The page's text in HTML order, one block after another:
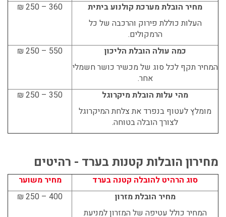
מחיר הובלת מערכת קולנוע ביתית
העלות כוללת פירוק והרכבה של כל
הרמקולים.
360 – 250 ₪
כמה עולה הובלת הליכון
המחיר תקף לכל סוג של מכשיר כושר חשמלי
אחר.
550 – 250 ₪
מהי עלות הובלת מיקרוגל
מומלץ לעטוף בנפרד את צלחת המיקרוגל
לצורך הובלה בטוחה.
350 – 250 ₪
מחירון הובלות קטנות בערד - רהיטים
סוג הרהיט להובלה קטנה בערד
מחיר משוער
מחיר הובלת מזרון
המחיר כולל עטיפה של המזרון למניעת
400 – 250 ₪